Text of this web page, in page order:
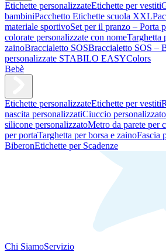
Etichette personalizzateEtichette per vestiti
bambiniPacchetto Etichette scuola XXL
materiale sportivoSet per il pranzo – Porta
colorate personalizzate con nomeTarghetta
zainoBraccialetto SOSBraccialetto SOS –
personalizzate STABILO EASYColors
Bebè
Etichette personalizzateEtichette per vestiti
nascita personalizzatiCiuccio
silicone personalizzatoMetro da parete per
per portaTarghetta per borsa e zainoFascia
BiberonEtichette per Scadenze
Chi SiamoServizio